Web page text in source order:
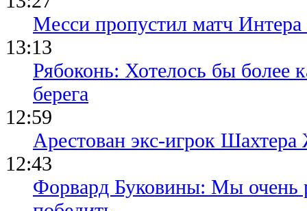
Месси пропустил матч
13:13
Рябоконь: Хотелось бы более
берега
12:59
Арестован экс-игрок
12:43
Форвард Буковины: Мы очень